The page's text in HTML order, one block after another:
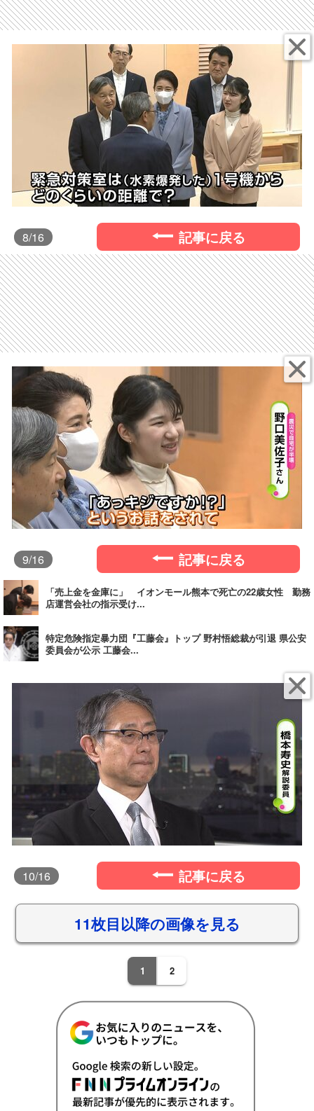
8/16 記事に戻る
9/16 記事に戻る
「売上金を金庫に」 イオンモール熊本で死亡の22歳女性 勤務
店運営会社の指示受け...
特定危険指定暴力団『工藤会』トップ 野村悟総裁が引退 県公安
委員会が公示 工藤会...
10/16 記事に戻る
11枚目以降の画像を見る
1 2